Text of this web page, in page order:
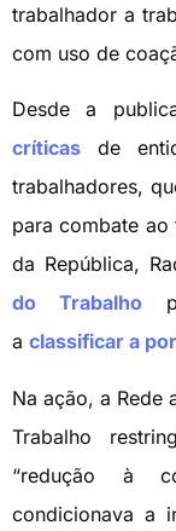
trabalhador a
com uso de
Desde a
críticas de
trabalhadores,
para combate
da República,
do Trabalho
a classificar a
Na ação, a Rede
Trabalho
“redução à
condicionava a